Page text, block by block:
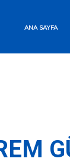
ANA SAYFA